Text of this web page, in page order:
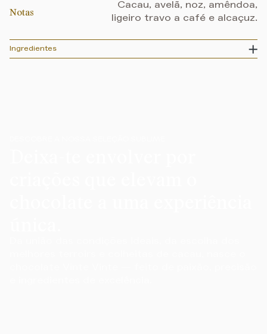
Notas
Cacau, avelã, noz, amêndoa,
ligeiro travo a café e alcaçuz.
Ingredientes